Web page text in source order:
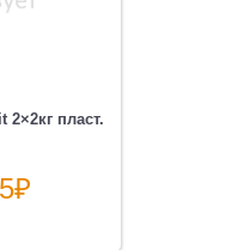
2×2кг пласт.
₽